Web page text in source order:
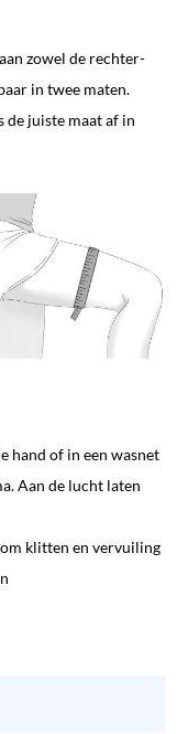
zowel de rechter-
in twee maten.
de juiste maat af in
hand of in een wasnet
Aan de lucht laten
klitten en vervuiling